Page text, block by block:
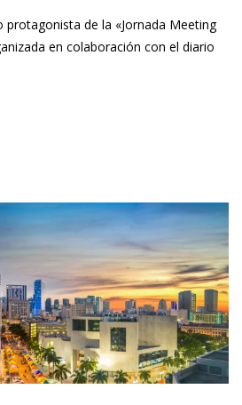
protagonista de la «Jornada Meeting
en colaboración con el diario